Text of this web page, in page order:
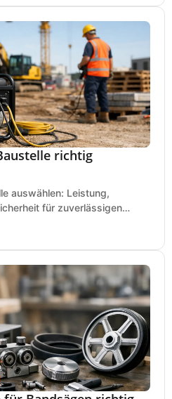
richtig
auswählen: Leistung,
für zuverlässigen